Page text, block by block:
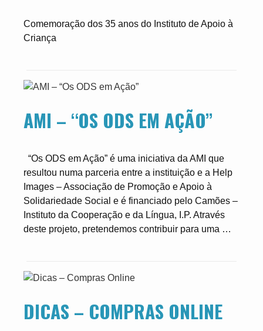
Comemoração dos 35 anos do Instituto de Apoio à
Criança
AMI – “OS ODS EM AÇÃO”
“Os ODS em Ação” é uma iniciativa da AMI que
resultou numa parceria entre a instituição e a Help
Images – Associação de Promoção e Apoio à
Solidariedade Social e é financiado pelo Camões –
Instituto da Cooperação e da Língua, I.P. Através
deste projeto, pretendemos contribuir para uma …
DICAS – COMPRAS ONLINE